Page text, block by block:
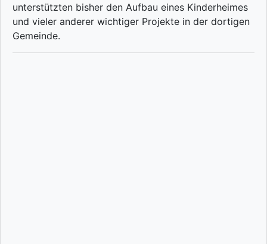
unterstützten bisher den Aufbau eines Kinderheimes
und vieler anderer wichtiger Projekte in der dortigen
Gemeinde.